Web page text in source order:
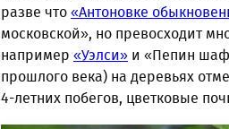
разве что «Антоновке
московской», но превосходит
например «Уэлси» и «Пепин
прошлого века) на деревьях
4-летних побегов, цветковые